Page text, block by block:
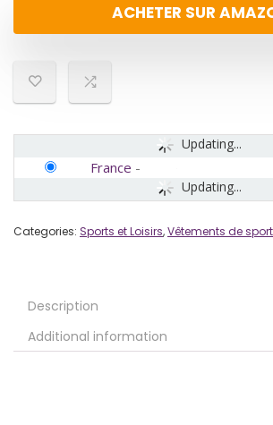
ACHETER SUR
Updating...
Updating...
France -
Categories: Sports et Loisirs,Vêtements de sport
Description
Additional information